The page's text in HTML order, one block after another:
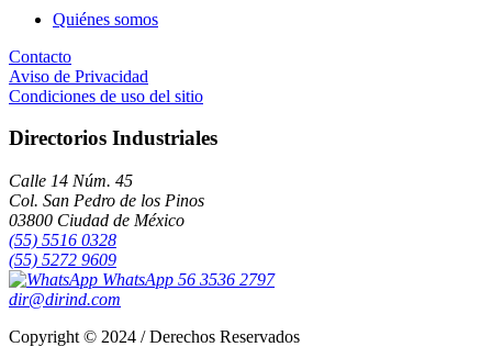
Quiénes somos
Contacto
Aviso de Privacidad
Condiciones de uso del sitio
Directorios Industriales
Calle 14 Núm. 45
Col. San Pedro de los Pinos
03800 Ciudad de México
(55) 5516 0328
(55) 5272 9609
WhatsApp 56 3536 2797
dir@dirind.com
Copyright © 2024 / Derechos Reservados